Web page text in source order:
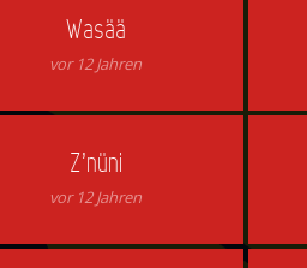
Wasää
vor 12 Jahren
Z’nüni
vor 12 Jahren